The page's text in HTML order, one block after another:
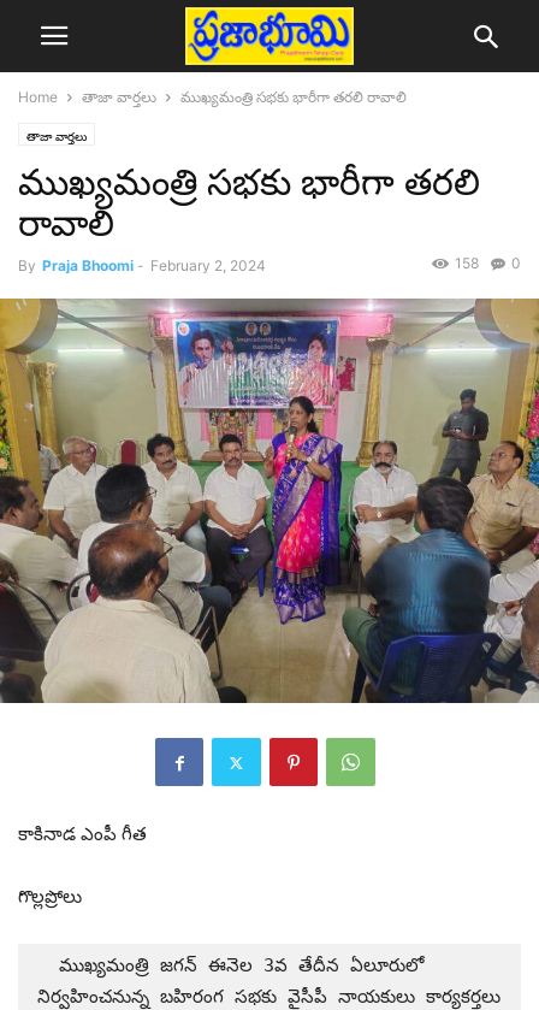
Home తాజా వార్తలు ముఖ్యమంత్రి సభకు భారీగా తరలి రావాలి
తాజా వార్తలు
ముఖ్యమంత్రి సభకు భారీగా తరలి
రావాలి
By Praja Bhoomi - February 2, 2024 0
158
కాకినాడ ఎంపీ గీత
గొల్లప్రోలు
నిర్వహించనున్న బహిరంగ సభకు వైసీపీ నాయకులు కార్యకర్తలు